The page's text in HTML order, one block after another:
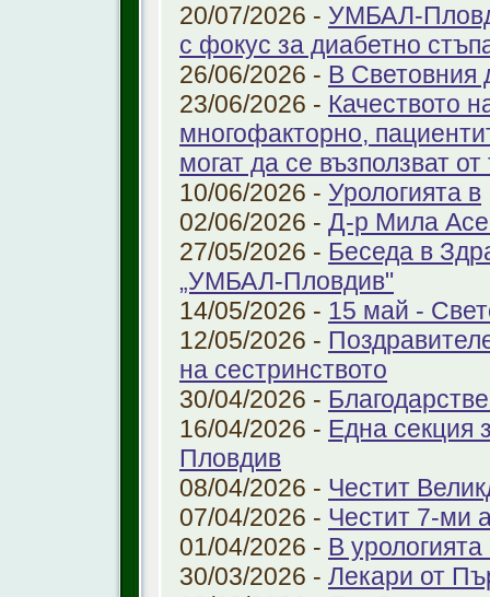
20/07/2026 - УМБАЛ-
с фокус за диабетно
26/06/2026 - В Световния
23/06/2026 - Качеството
многофакторно,
могат да се възползват от
10/06/2026 - Урологията в
02/06/2026 - Д-р Мила
27/05/2026 - Беседа в
„УМБАЛ-Пловдив"
14/05/2026 - 15 май -
12/05/2026 -
на сестринството
30/04/2026 -
16/04/2026 - Една секция
Пловдив
08/04/2026 - Честит
07/04/2026 - Честит 7-ми
01/04/2026 - В урологията
30/03/2026 - Лекари от